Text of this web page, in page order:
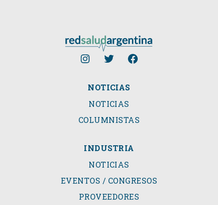
NOTICIAS
NOTICIAS
COLUMNISTAS
INDUSTRIA
NOTICIAS
EVENTOS / CONGRESOS
PROVEEDORES